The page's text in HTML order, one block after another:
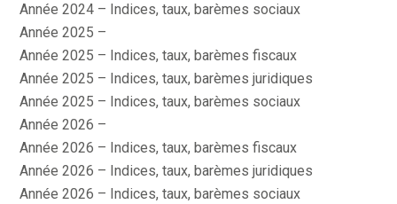
Année 2024 – Indices, taux, barèmes sociaux
Année 2025 –
Année 2025 – Indices, taux, barèmes fiscaux
Année 2025 – Indices, taux, barèmes juridiques
Année 2025 – Indices, taux, barèmes sociaux
Année 2026 –
Année 2026 – Indices, taux, barèmes fiscaux
Année 2026 – Indices, taux, barèmes juridiques
Année 2026 – Indices, taux, barèmes sociaux